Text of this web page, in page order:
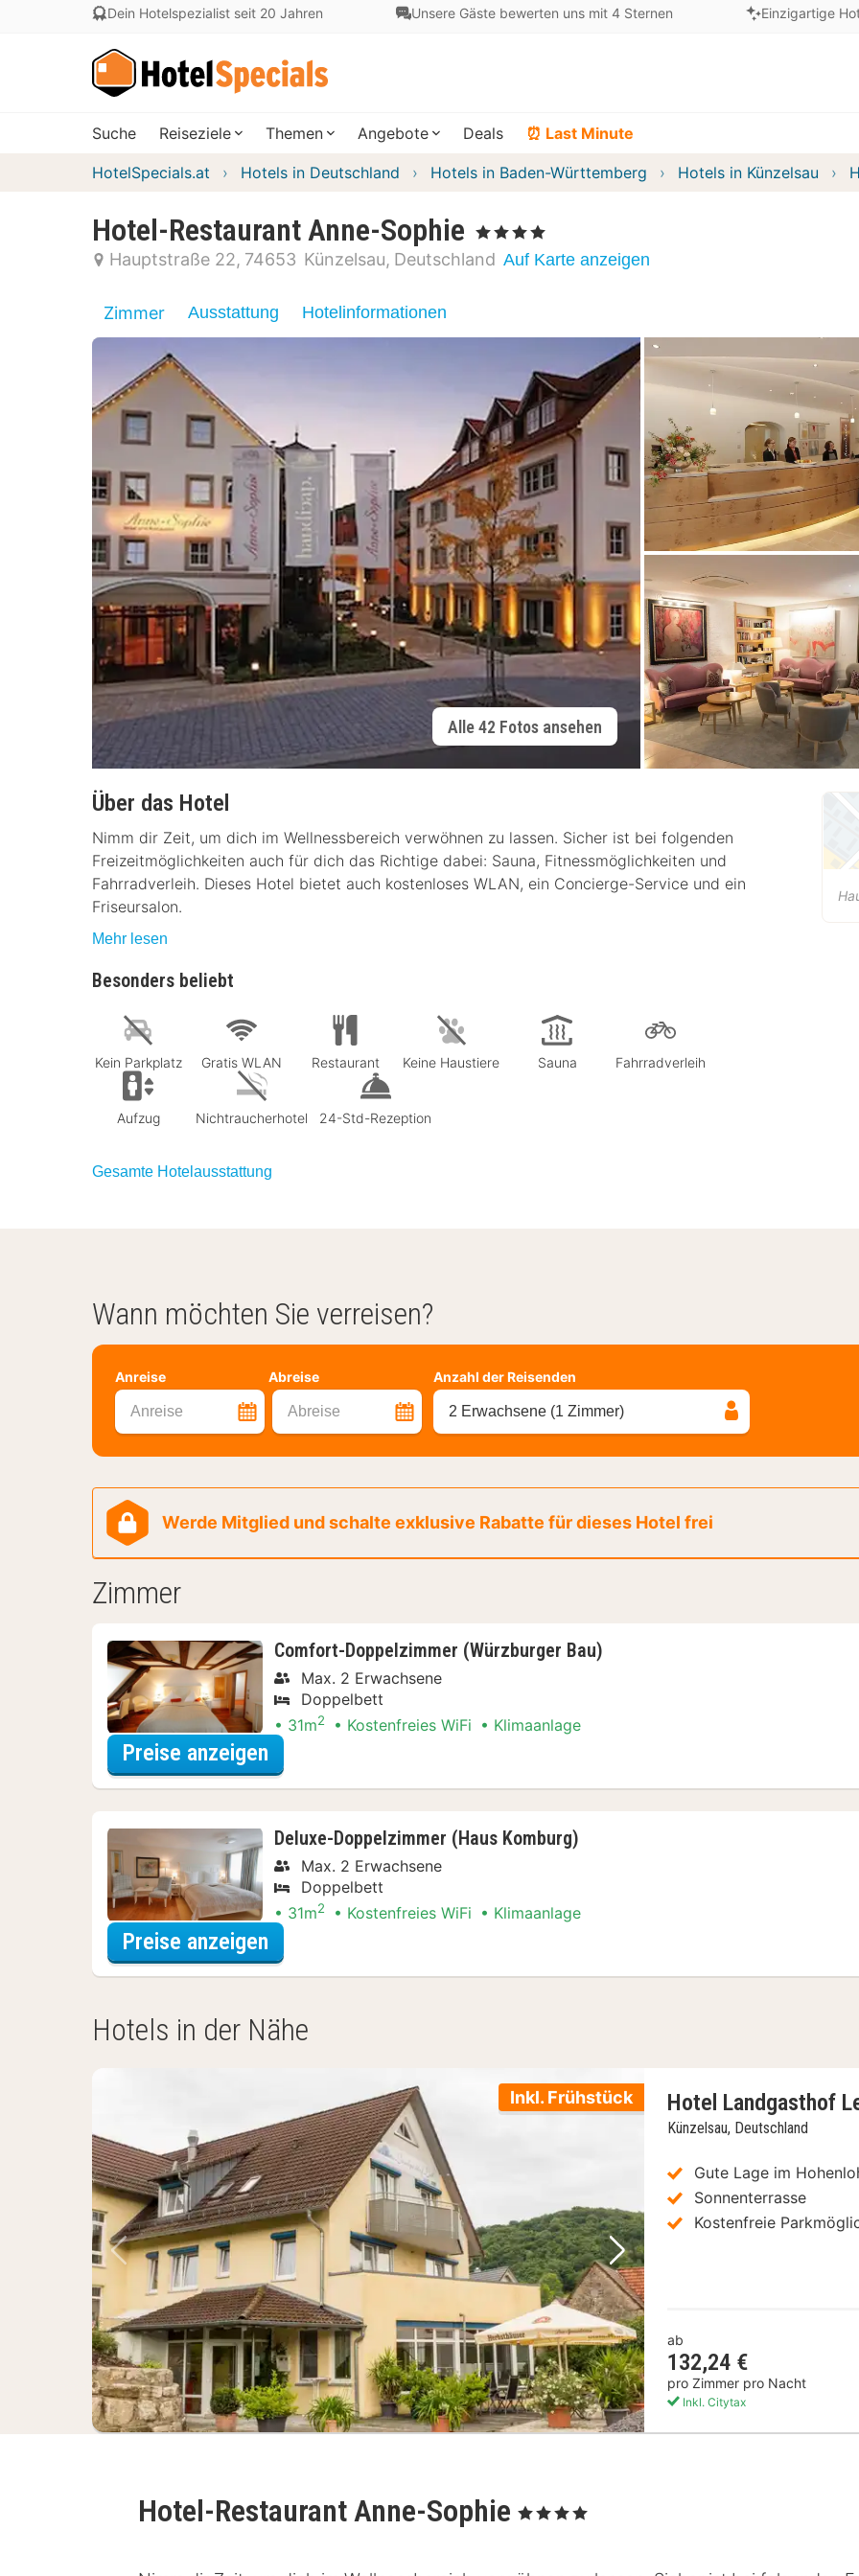
Dein Hotelspezialist seit 20 Jahren Unsere Gäste bewerten uns mit 4 Sternen Einzigartige
Suche Reiseziele Themen Angebote Deals ⏰ Last Minute
HotelSpecials.at Hotels in Deutschland Hotels in Baden-Württemberg Hotels in Künzelsau
Hotel-Restaurant Anne-Sophie , 4 Sterne
Hauptstraße 22 74653 Künzelsau Deutschland Auf Karte anzeigen
Zimmer Ausstattung Hotelinformationen
Alle 42 Fotos ansehen
Über das Hotel
Nimm dir Zeit, um dich im Wellnessbereich verwöhnen zu lassen. Sicher ist bei folgenden
Freizeitmöglichkeiten auch für dich das Richtige dabei: Sauna, Fitnessmöglichkeiten und
Fahrradverleih. Dieses Hotel bietet auch kostenloses WLAN, ein Concierge-Service und ein
Friseursalon.
Mehr lesen
Besonders beliebt
Kein Parkplatz Gratis WLAN Restaurant Keine Haustiere Sauna Fahrradverleih
Aufzug Nichtraucherhotel 24-Std-Rezeption
Gesamte Hotelausstattung
Wann möchten Sie verreisen?
Anreise Abreise
Anreise Abreise
Anzahl der Reisenden
2 Erwachsene (1 Zimmer)
Werde Mitglied und schalte exklusive Rabatte für dieses Hotel frei
Zimmer
Comfort-Doppelzimmer (Würzburger Bau)
Max. 2 Erwachsene
Doppelbett
31m2 Kostenfreies WiFi Klimaanlage
Preise anzeigen
Deluxe-Doppelzimmer (Haus Komburg)
Max. 2 Erwachsene
Doppelbett
31m2 Kostenfreies WiFi Klimaanlage
Preise anzeigen
Hotels in der Nähe
Inkl. Frühstück
Vorheriges Bild Nächstes Bild
Hotel Landgasthof
Künzelsau, Deutschland
Gute Lage im
Sonnenterrasse
Kostenfreie
ab
132,24 €
pro Zimmer pro Nacht
Inkl. Citytax
Hotel-Restaurant Anne-Sophie , 4 Sterne